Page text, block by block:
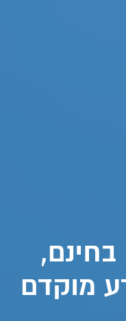
בחינם,
מוקדם